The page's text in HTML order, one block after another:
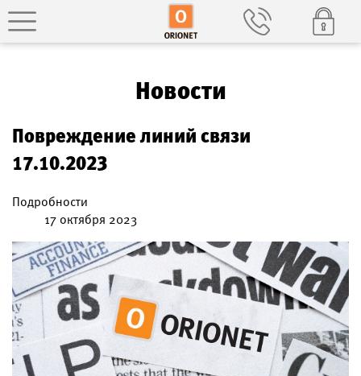
Новости
Повреждение линий связи
17.10.2023
Подробности
17 октября 2023